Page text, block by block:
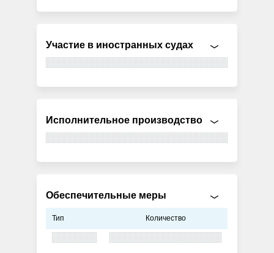
Участие в иностранных судах
Исполнительное производство
Обеспечительные меры
Тип Количество